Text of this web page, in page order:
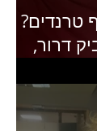
טרנדים?
דרור,